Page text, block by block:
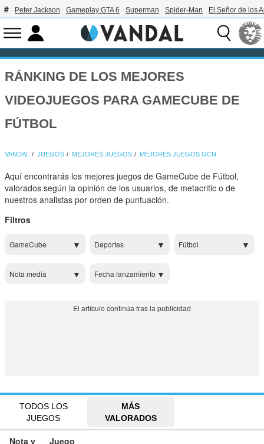
Peter Jackson Gameplay GTA 6 Superman Spider-Man El Señor de los
RÁNKING DE LOS MEJORES
VIDEOJUEGOS PARA GAMECUBE DE
FÚTBOL
VANDAL JUEGOS MEJORES JUEGOS MEJORES JUEGOS GCN
Aquí encontrarás los mejores juegos de GameCube de Fútbol,
valorados según la opinión de los usuarios, de metacritic o de
nuestros analistas por orden de puntuación.
Filtros
GameCube Deportes Fútbol
Nota media Fecha lanzamiento
TODOS LOS
JUEGOS
MÁS
VALORADOS
Nota y
Juego